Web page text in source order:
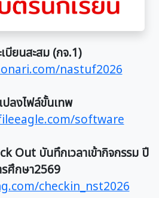
เบียนสะสม (กจ.1)
nastuf2026
ปลงไฟล์ขั้นเทพ
software
Out บันทึกเวลาเข้ากิจกรรม ปี
รศึกษา2569
checkin_nst2026